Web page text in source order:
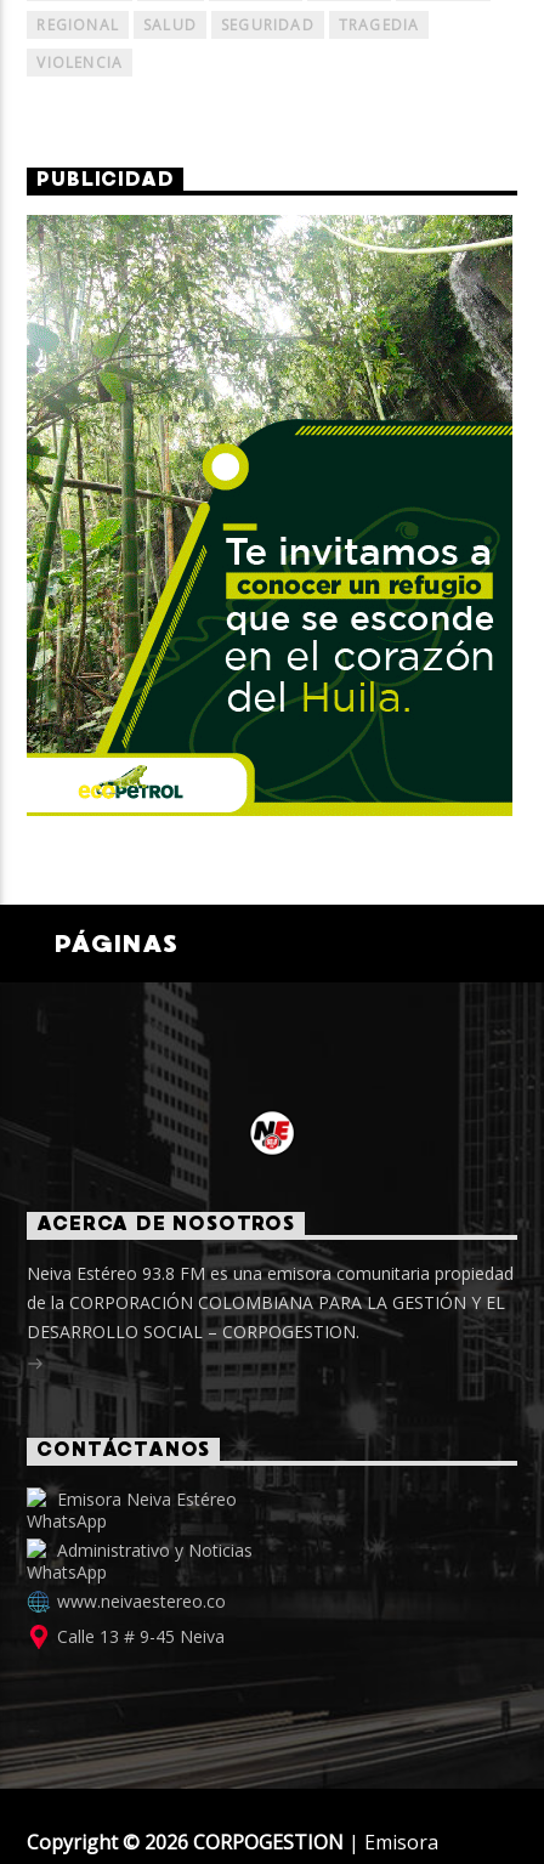
REGIONAL
SALUD SEGURIDAD
TRAGEDIA
VIOLENCIA
PUBLICIDAD
PÁGINAS
ACERCA DE NOSOTROS
Neiva Estéreo 93.8 FM es una emisora comunitaria propiedad
de la CORPORACIÓN COLOMBIANA PARA LA GESTIÓN Y EL
DESARROLLO SOCIAL – CORPOGESTION.
CONTÁCTANOS
Emisora Neiva Estéreo
Administrativo y Noticias
www.neivaestereo.co
Calle 13 # 9-45 Neiva
Copyright © 2026 CORPOGESTION | Emisora